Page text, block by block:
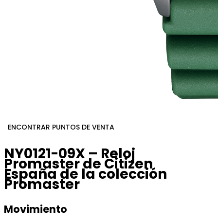
ENCONTRAR PUNTOS DE VENTA
NY0121-09X – Reloj
Promaster de Citizen
España de la colección
Promaster
Movimiento